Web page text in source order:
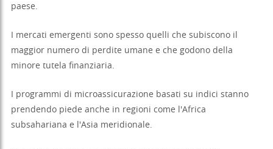
paese.
I mercati emergenti sono spesso quelli che subiscono il
maggior numero di perdite umane e che godono della
minore tutela finanziaria.
I programmi di microassicurazione basati su indici stanno
prendendo piede anche in regioni come l'Africa
subsahariana e l'Asia meridionale.